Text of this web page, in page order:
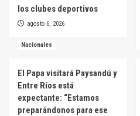
los clubes deportivos
agosto 6, 2026
Nacionales
El Papa visitará Paysandú y
Entre Ríos está
expectante: “Estamos
preparándonos para ese